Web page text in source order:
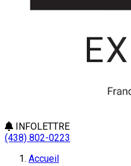
INFOLETTRE
(438) 802-0223
Accueil